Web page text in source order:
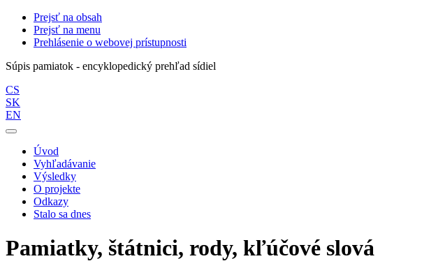
Prejsť na obsah
Prejsť na menu
Prehlásenie o webovej prístupnosti
Súpis pamiatok - encyklopedický prehľad sídiel
CS
SK
EN
Úvod
Vyhľadávanie
Výsledky
O projekte
Odkazy
Stalo sa dnes
Pamiatky, štátnici, rody, kľúčové slová